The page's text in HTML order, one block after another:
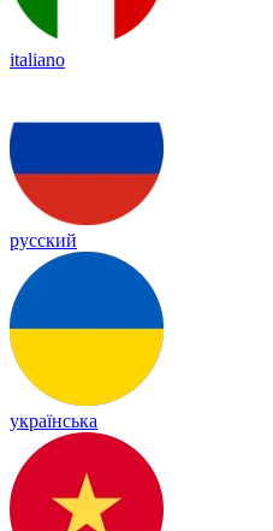
italiano
русский
українська